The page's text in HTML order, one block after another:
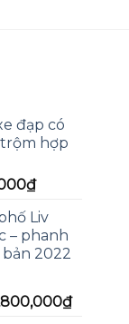
đạp có
hợp
₫Giá
tại
là:
335,000₫.
Liv
– phanh
2022
₫Giá